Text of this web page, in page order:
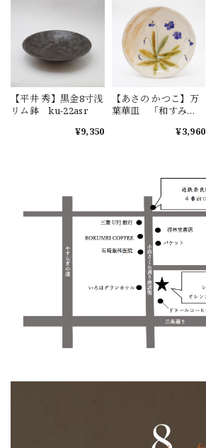
【平井 秀】黒金8寸浅
リム鉢 ku-22asr
¥9,350
【あさの かつこ】万
葉華皿 「和すみ
¥3,960